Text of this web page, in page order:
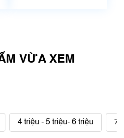
VỪA XEM
4 triệu - 5 triệu- 6 triệu 7